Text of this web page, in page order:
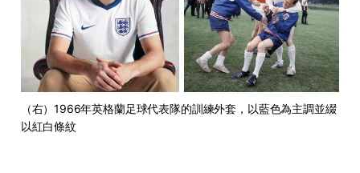
（右）1966年英格蘭足球代表隊的訓練外套，以藍色為主調並綴
以紅白條紋